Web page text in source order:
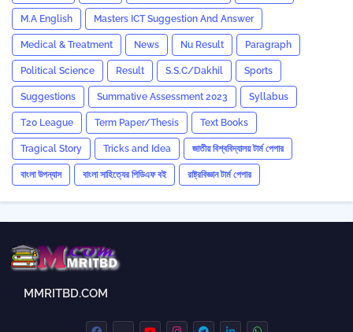
M.A English Masters ICT Suggestion And Answer
Medical & Treatment News Nu Result Paragraph
Political Science Result S.S.C/Dakhil Sports
Suggestions Summative Assessment 2023 ‍Syllabus
T20 League Term Paper/Thesis Text Books
Tragical Story Tricks and ‍Idea জাতীয় বিশ্ববিদ্যালয় টার্ম পেপার
বাংলা উপন্যাস বাংলা সাহিত্যের পিডিএফ বই রাষ্ট্রবিজ্ঞান টার্ম পেপার
MMRITBD.COM